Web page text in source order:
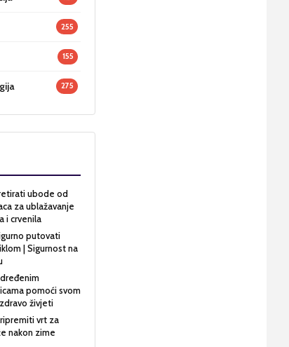
255
155
275
ubode od
za ublažavanje
i crvenila
putovati
| Sigurnost na
pomoći svom
živjeti
vrt za
nakon zime